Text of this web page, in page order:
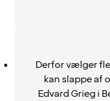
Derfor vælger
kan slappe af
Edvard Grieg i